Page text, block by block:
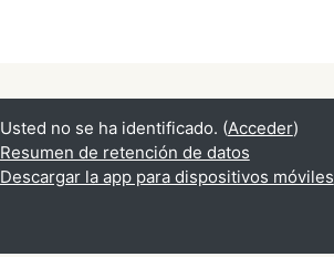
Usted no se ha identificado. (Acceder)
Resumen de retención de datos
Descargar la app para dispositivos móviles